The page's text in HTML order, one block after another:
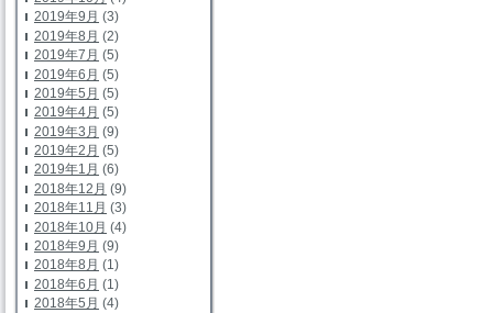
2019年9月 (3)
2019年8月 (2)
2019年7月 (5)
2019年6月 (5)
2019年5月 (5)
2019年4月 (5)
2019年3月 (9)
2019年2月 (5)
2019年1月 (6)
2018年12月 (9)
2018年11月 (3)
2018年10月 (4)
2018年9月 (9)
2018年8月 (1)
2018年6月 (1)
2018年5月 (4)